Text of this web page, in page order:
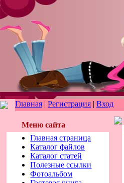
Главная | Регистрация | Вход
Меню сайта
Главная страница
Каталог файлов
Каталог статей
Полезные ссылки
Фотоальбом